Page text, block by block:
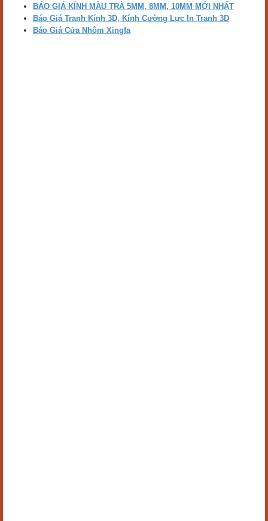
BÁO GIÁ KÍNH MÀU TRÀ 5MM, 8MM, 10MM MỚI NHẤT
Báo Giá Tranh Kính 3D, Kính Cường Lực In Tranh 3D
Báo Giá Cửa Nhôm Xingfa